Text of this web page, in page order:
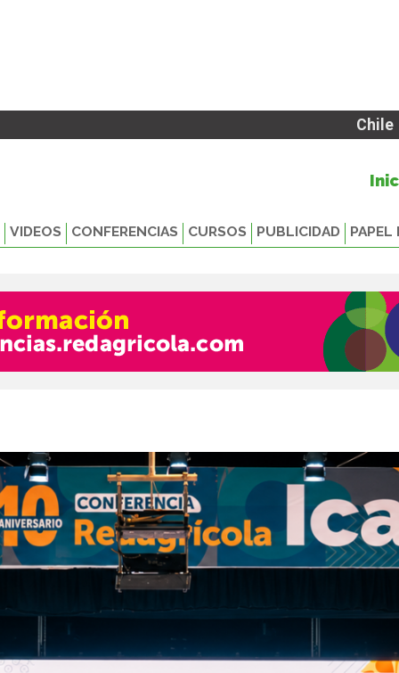
Chile
VIDEOS CONFERENCIAS CURSOS PUBLICIDAD PAPEL